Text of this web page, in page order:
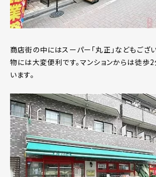
商店街の中にはスーパー「丸正」などもござ
物には大変便利です。マンションからは徒歩
います。